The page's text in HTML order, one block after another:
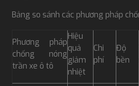
Bảng so sánh các phương pháp
Phương pháp
chống nóng
trần xe ô tô
Hiệu
quả
giảm
nhiệt
Chi
phí
Độ
bền